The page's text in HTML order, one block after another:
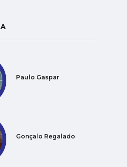
Paulo Gaspar
Gonçalo Regalado